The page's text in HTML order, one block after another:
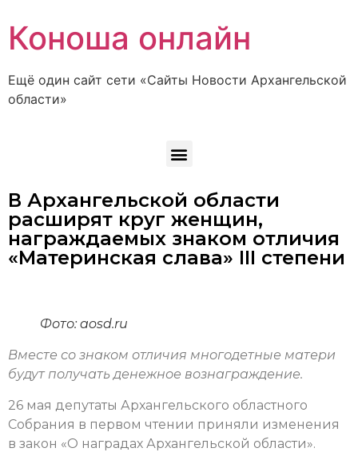
Коноша онлайн
Ещё один сайт сети «Сайты Новости Архангельской
области»
В Архангельской области
расширят круг женщин,
награждаемых знаком отличия
«Материнская слава» III степени
Фото: aosd.ru
Вместе со знаком отличия многодетные матери
будут получать денежное вознаграждение.
26 мая депутаты Архангельского областного
Собрания в первом чтении приняли изменения
в закон «О наградах Архангельской области».